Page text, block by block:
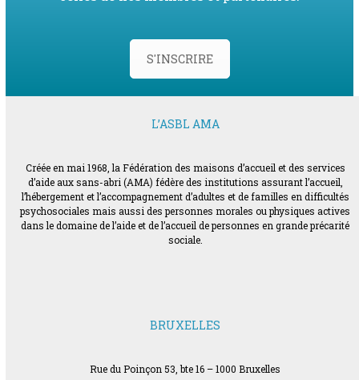
S'INSCRIRE
L’ASBL AMA
Créée en mai 1968, la Fédération des maisons d’accueil et des services
d’aide aux sans-abri (AMA) fédère des institutions assurant l’accueil,
l’hébergement et l’accompagnement d’adultes et de familles en difficultés
psychosociales mais aussi des personnes morales ou physiques actives
dans le domaine de l’aide et de l’accueil de personnes en grande précarité
sociale.
BRUXELLES
Rue du Poinçon 53, bte 16 – 1000 Bruxelles